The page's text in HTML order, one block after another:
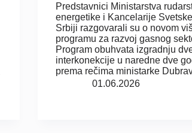
Predstavnici Ministarstva
energetike i Kancelarije
Srbiji razgovarali su o novom
programu za razvoj gasnog
Program obuhvata izgradnju
interkonekcije u naredne dve
prema rečima ministarke
01.06.2026